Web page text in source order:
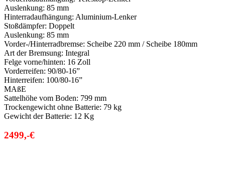
Auslenkung: 85 mm
Hinterradaufhängung: Aluminium-Lenker
Stoßdämpfer: Doppelt
Auslenkung: 85 mm
Vorder-/Hinterradbremse: Scheibe 220 mm / Scheibe 180mm
Art der Bremsung: Integral
Felge vorne/hinten: 16 Zoll
Vorderreifen: 90/80-16”
Hinterreifen: 100/80-16”
MAßE
Sattelhöhe vom Boden: 799 mm
Trockengewicht ohne Batterie: 79 kg
Gewicht der Batterie: 12 Kg
2499,-€